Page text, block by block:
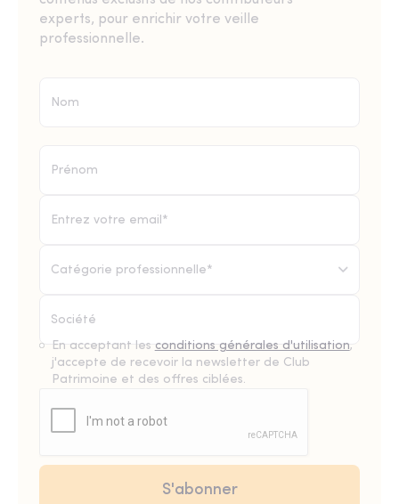
experts, pour enrichir votre veille
professionnelle.
Catégorie professionnelle*
En acceptant les conditions générales d'utilisation,
j'accepte de recevoir la newsletter de Club
Patrimoine et des offres ciblées.